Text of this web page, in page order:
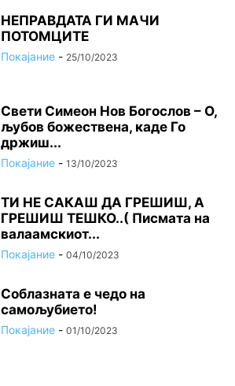
НЕПРАВДАТА ГИ МАЧИ
ПОТОМЦИТЕ
Покајание - 25/10/2023
Свети Симеон Нов Богослов – О,
љубов божествена, каде Го
држиш...
Покајание - 13/10/2023
ТИ НЕ САКАШ ДА ГРЕШИШ, А
ГРЕШИШ ТЕШКО..( Писмата на
валаамскиот...
Покајание - 04/10/2023
Соблазната е чедо на
самољубието!
Покајание - 01/10/2023